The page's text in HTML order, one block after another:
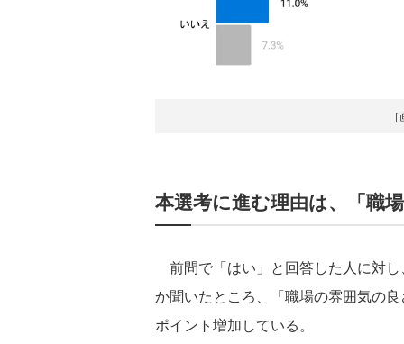
本選考に進む理由は、「職
前問で「はい」と回答した人に対
か聞いたところ、「職場の雰囲気の
ポイント増加している。